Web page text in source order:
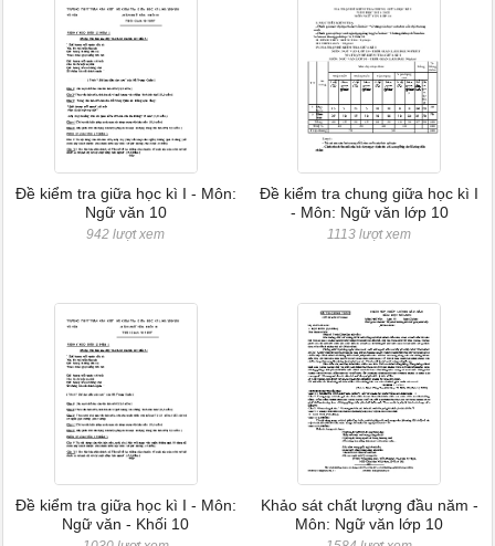
Đề kiểm tra giữa học kì I - Môn:
Ngữ văn 10
942 lượt xem
Đề kiểm tra chung giữa học kì I
- Môn: Ngữ văn lớp 10
1113 lượt xem
Đề kiểm tra giữa học kì I - Môn:
Ngữ văn - Khối 10
Khảo sát chất lượng đầu năm -
Môn: Ngữ văn lớp 10